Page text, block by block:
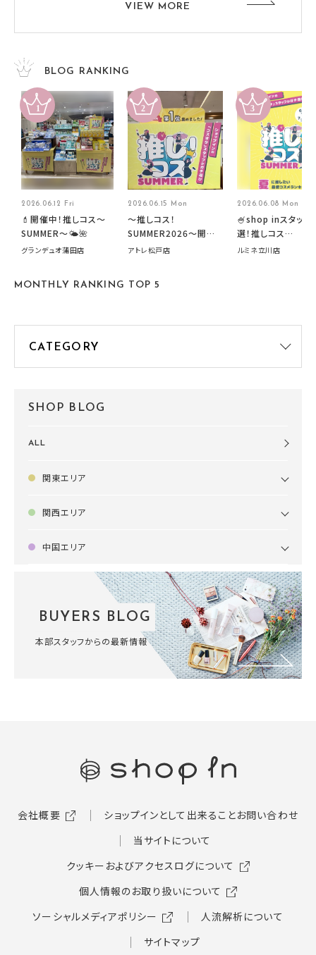
VIEW MORE
BLOG RANKING
2026.06.12 Fri
💄開催中！推しコス〜
SUMMER〜🌤️🌺
グランデュオ蒲田店
2026.06.15 Mon
～推しコス！
SUMMER2026～開催
中です！
アトレ松戸店
2026.06.08 Mon
🍧shop inスタッフ
選！推しコス
summer2026開催
ルミネ立川店
MONTHLY RANKING TOP 5
SHOP BLOG
ALL
関東エリア
関西エリア
中国エリア
BUYERS BLOG
本部スタッフからの最新情報
会社概要 ショップインとして出来ることお問い合わせ
当サイトについて
クッキーおよびアクセスログについて
個人情報のお取り扱いについて
ソーシャルメディアポリシー
人流解析について
サイトマップ